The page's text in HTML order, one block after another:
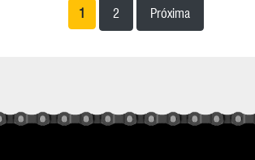
1 2 Próxima